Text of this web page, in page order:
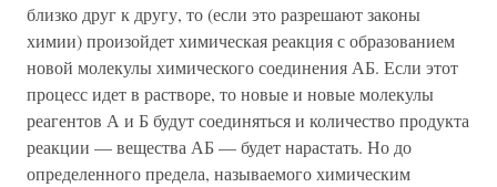
близко друг к другу, то (если это разрешают законы
химии) произойдет химическая реакция с образованием
новой молекулы химического соединения АБ. Если этот
процесс идет в растворе, то новые и новые молекулы
реагентов А и Б будут соединяться и количество продукта
реакции — вещества АБ — будет нарастать. Но до
определенного предела, называемого химическим